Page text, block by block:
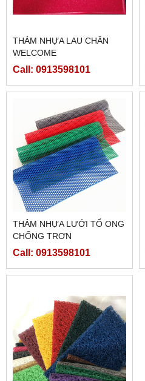
THẢM NHỰA LAU CHÂN
WELCOME
Call: 0913598101
THẢM NHỰA LƯỚI TỔ ONG
CHỐNG TRƠN
Call: 0913598101